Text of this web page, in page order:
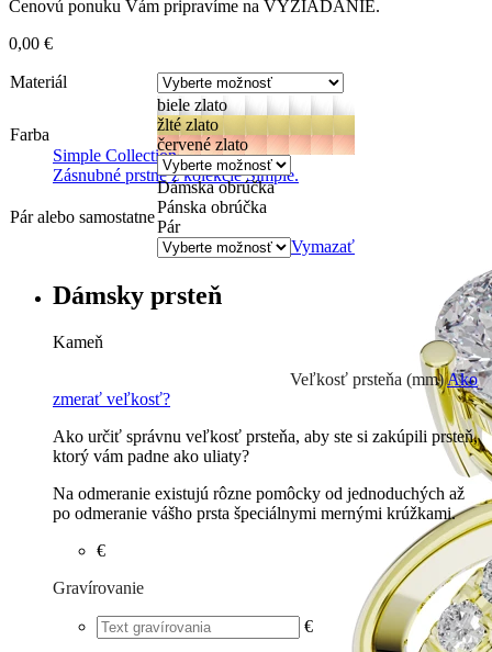
Simple Collection
Zásnubné prstne z kolekcie Simple.
Cenovú ponuku Vám pripravíme na VYŽIADANIE.
0,00 €
Materiál
Farba
biele zlato
žlté zlato
červené zlato
Pár alebo samostatne
Dámska obrúčka
Pánska obrúčka
Pár
Vymazať
Dámsky prsteň
Kameň
Veľkosť prsteňa (mm)Ako
zmerať veľkosť?
Ako určiť správnu veľkosť prsteňa, aby ste si zakúpili prsteň,
ktorý vám padne ako uliaty?
Na odmeranie existujú rôzne pomôcky od jednoduchých až
po odmeranie vášho prsta špeciálnymi mernými krúžkami.
€
Gravírovanie
€